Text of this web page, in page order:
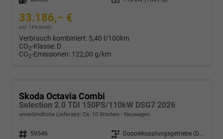
33.186,– €
incl. 19% MwSt.
Verbrauch kombiniert: 5,40 l/100km
CO2-Klasse: D
CO2-Emissionen: 122,00 g/km
Skoda Octavia Combi
Selection 2.0 TDI 150PS/110kW DSG7 2026
unverbindliche Lieferzeit: Ca. 10 Wochen Neuwagen
Fahrzeugnr. 59546 Getriebe
Doppelkupplungsgetriebe (DSG)